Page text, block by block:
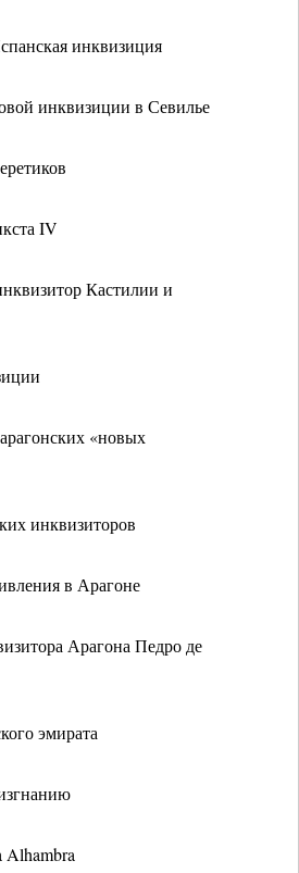
инквизиция
инквизиции в Севилье
IV
Кастилии и
«новых
инквизиторов
в Арагоне
Арагона Педро де
эмирата
Alhambra